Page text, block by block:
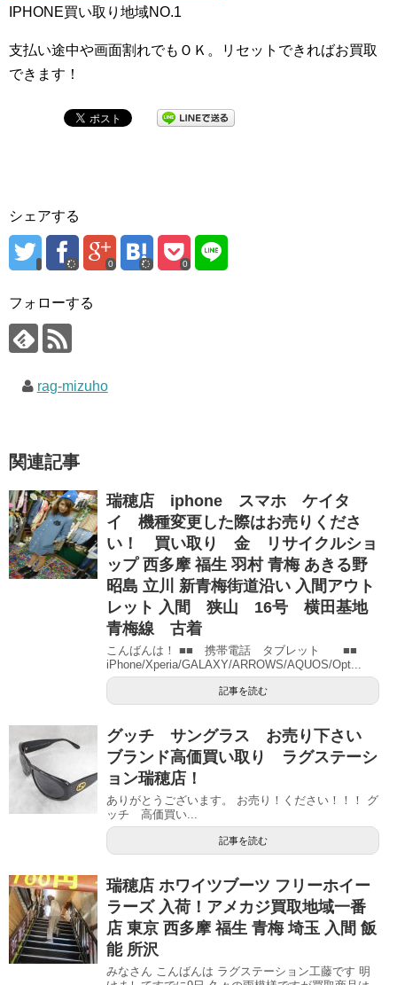
IPHONE買い取り地域NO.1
支払い途中や画面割れでもＯＫ。リセットできればお買取
できます！
シェアする
0 0
フォローする
rag-mizuho
関連記事
瑞穂店 iphone スマホ ケイタ
イ 機種変更した際はお売りくださ
い！ 買い取り 金 リサイクルショ
ップ 西多摩 福生 羽村 青梅 あきる野
昭島 立川 新青梅街道沿い 入間アウト
レット 入間 狭山 16号 横田基地
青梅線 古着
こんばんは！ ■■ 携帯電話 タブレット ■■
iPhone/Xperia/GALAXY/ARROWS/AQUOS/Opt...
記事を読む
グッチ サングラス お売り下さい
ブランド高価買い取り ラグステーシ
ョン瑞穂店！
ありがとうございます。 お売り！ください！！！ グ
ッチ 高価買い...
記事を読む
瑞穂店 ホワイツブーツ フリーホイー
ラーズ 入荷！アメカジ買取地域一番
店 東京 西多摩 福生 青梅 埼玉 入間 飯
能 所沢
みなさん こんばんは ラグステーション工藤です 明